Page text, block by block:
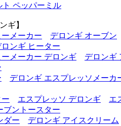
ト ペッパーミル
ギ】
メーカー
デロンギ オーブン
ロンギ ヒーター
ーメーカー デロンギ
デロンギ
デロンギ エスプレッソメーカ
エスプレッソ デロンギ
エ
ブントースター
ダー
デロンギ アイスクリーム